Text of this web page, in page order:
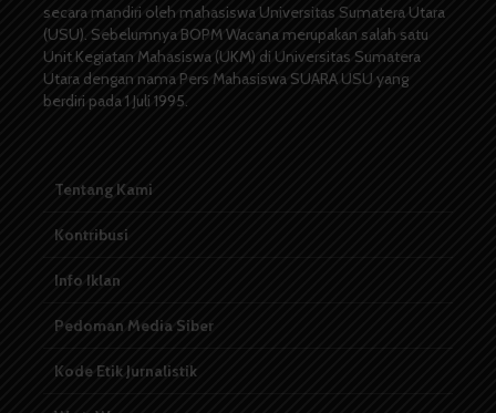
secara mandiri oleh mahasiswa Universitas Sumatera Utara
(USU). Sebelumnya BOPM Wacana merupakan salah satu
Unit Kegiatan Mahasiswa (UKM) di Universitas Sumatera
Utara dengan nama Pers Mahasiswa SUARA USU yang
berdiri pada 1 Juli 1995.
Tentang Kami
Kontribusi
Info Iklan
Pedoman Media Siber
Kode Etik Jurnalistik